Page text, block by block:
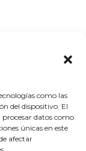
como las
del dispositivo. El
datos como
únicas en este
afectar